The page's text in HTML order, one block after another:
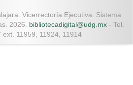
Vicerrectoría Ejecutiva. Sistema
2026. bibliotecadigital@udg.mx - Tel.
ext. 11959, 11924, 11914